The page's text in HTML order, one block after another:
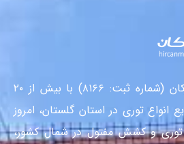
شرکت مفتول صنعت هیرکان (شماره ثبت: ۸۱۶۶) با بیش از ۲۰
انواع توری در استان گلستان، امروز
توری و کشش مفتول در شمال کشور،